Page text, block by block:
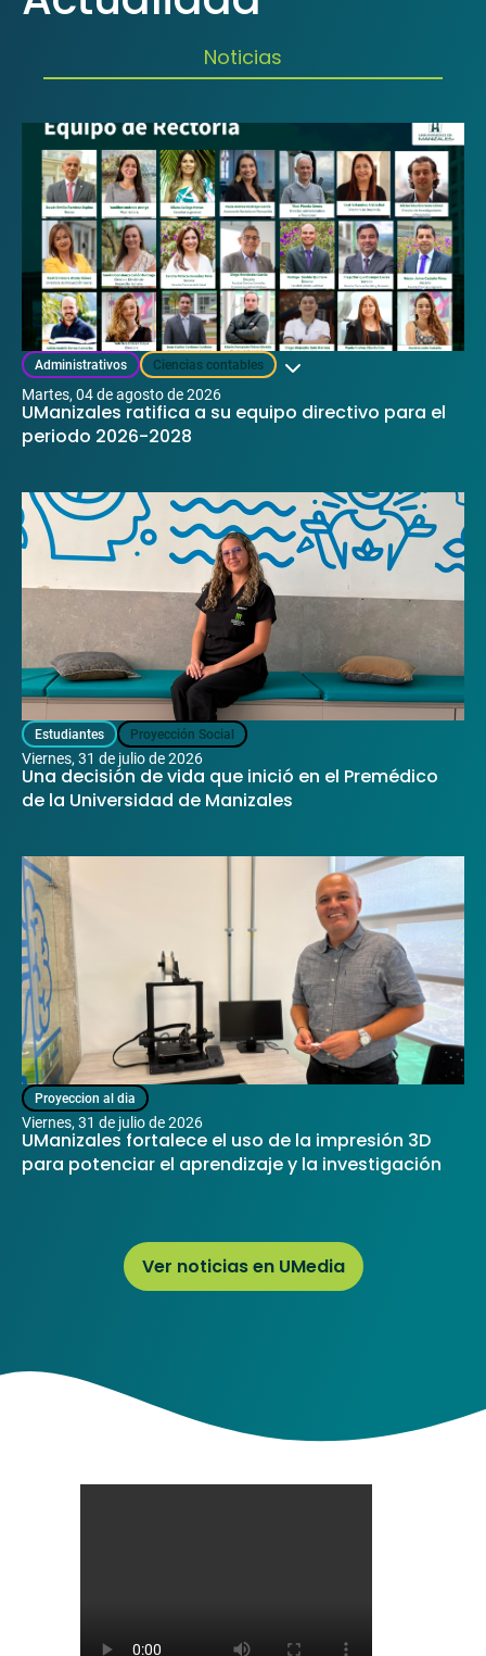
Noticias
Administrativos Ciencias contables Mostrar categorías
martes, 04 de agosto de 2026
UManizales ratifica a su equipo directivo para el
periodo 2026-2028
Estudiantes Proyección Social
viernes, 31 de julio de 2026
Una decisión de vida que inició en el Premédico
de la Universidad de Manizales
Proyeccion al dia
viernes, 31 de julio de 2026
UManizales fortalece el uso de la impresión 3D
para potenciar el aprendizaje y la investigación
Ver noticias en UMedia